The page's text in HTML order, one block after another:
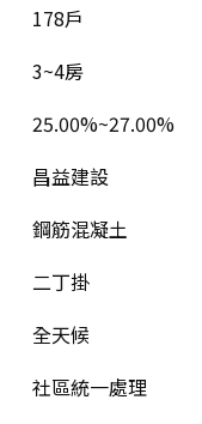
178戶
3~4房
25.00%~27.00%
昌益建設
鋼筋混凝土
二丁掛
全天候
社區統一處理